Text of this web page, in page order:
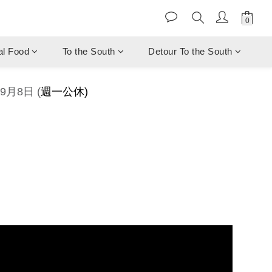
Food To the South Detour To the South
月8日 (週一公休)